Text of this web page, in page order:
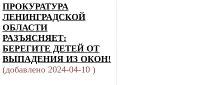
ПРОКУРАТУРА
ЛЕНИНГРАДСКОЙ
ОБЛАСТИ
РАЗЪЯСНЯЕТ:
БЕРЕГИТЕ ДЕТЕЙ ОТ
ВЫПАДЕНИЯ ИЗ ОКОН!
(добавлено 2024-04-10 )